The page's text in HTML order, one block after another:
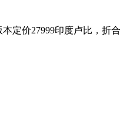
定价27999印度卢比，折合